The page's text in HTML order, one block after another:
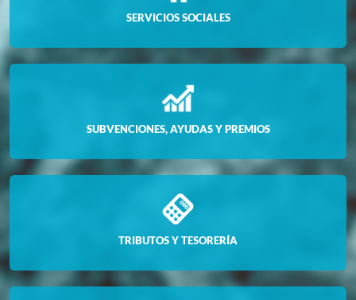
SERVICIOS SOCIALES
SUBVENCIONES, AYUDAS Y PREMIOS
TRIBUTOS Y TESORERÍA